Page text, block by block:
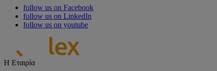
follow us on Facebook
follow us on LinkedIn
follow us on youtube
Η Εταιρία